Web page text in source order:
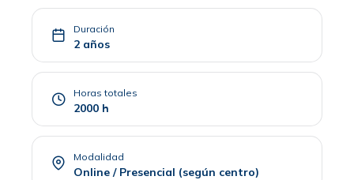
Duración
2 años
Horas totales
2000 h
Modalidad
Online / Presencial (según centro)